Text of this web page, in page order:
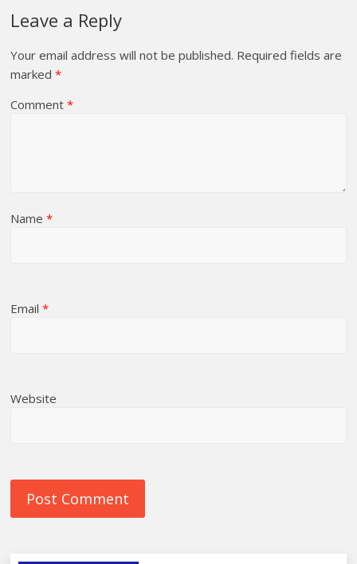
Leave a Reply
Your email address will not be published. Required fields are
marked*
Comment*
Name*
Email*
Website